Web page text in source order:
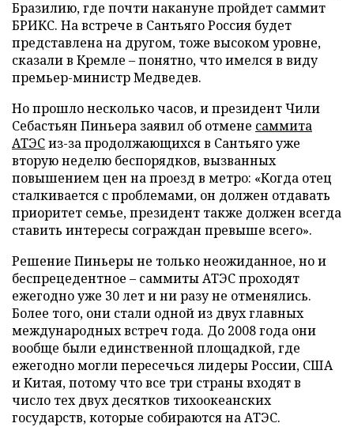
Бразилию, где почти накануне пройдет саммит
БРИКС. На встрече в Сантьяго Россия будет
представлена на другом, тоже высоком уровне,
сказали в Кремле – понятно, что имелся в виду
премьер-министр Медведев.
Но прошло несколько часов, и президент Чили
Себастьян Пиньера заявил об отмене саммита
АТЭСиз-за продолжающихся в Сантьяго уже
вторую неделю беспорядков, вызванных
повышением цен на проезд в метро: «Когда отец
сталкивается с проблемами, он должен отдавать
приоритет семье, президент также должен всегда
ставить интересы сограждан превыше всего».
Решение Пиньеры не только неожиданное, но и
беспрецедентное – саммиты АТЭС проходят
ежегодно уже 30 лет и ни разу не отменялись.
Более того, они стали одной из двух главных
международных встреч года. До 2008 года они
вообще были единственной площадкой, где
ежегодно могли пересечься лидеры России, США
и Китая, потому что все три страны входят в
число тех двух десятков тихоокеанских
государств, которые собираются на АТЭС.